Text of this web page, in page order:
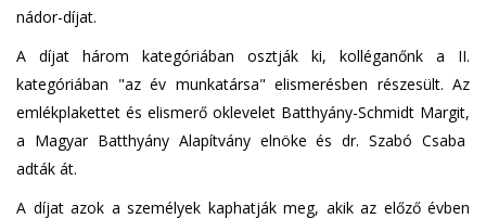
nádor-díjat.
A díjat három kategóriában osztják ki, kolléganőnk a II.
kategóriában "az év munkatársa" elismerésben részesült. Az
emlékplakettet és elismerő oklevelet Batthyány-Schmidt Margit,
a Magyar Batthyány Alapítvány elnöke és dr. Szabó Csaba
adták át.
A díjat azok a személyek kaphatják meg, akik az előző évben